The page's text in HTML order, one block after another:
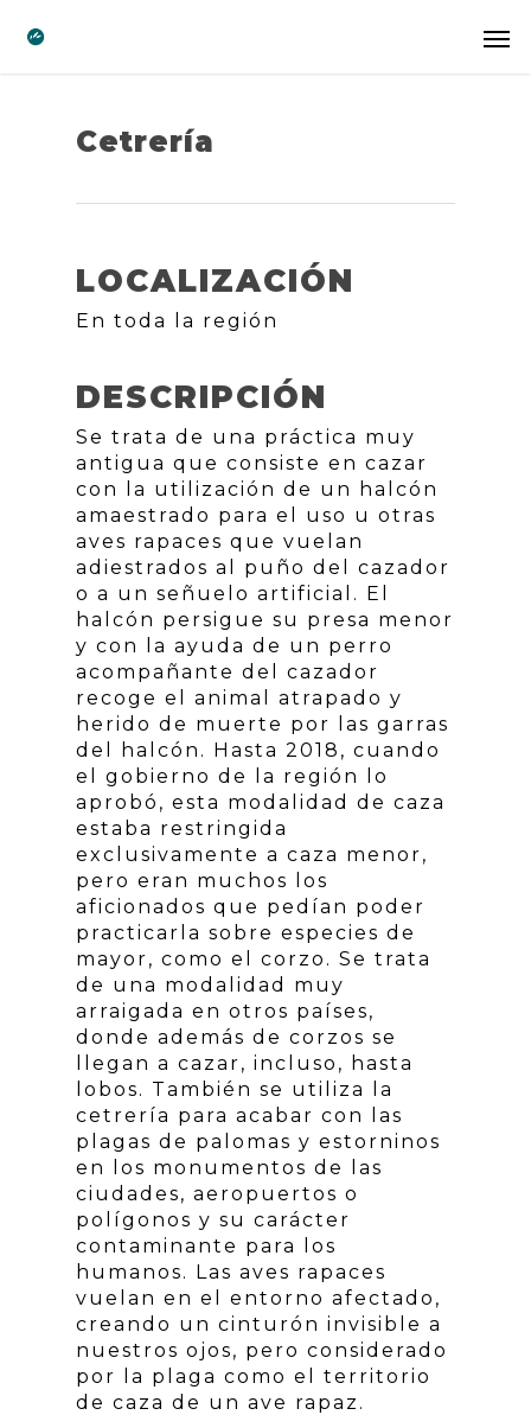
Cetrería
LOCALIZACIÓN
En toda la región
DESCRIPCIÓN
Se trata de una práctica muy
antigua que consiste en cazar
con la utilización de un halcón
amaestrado para el uso u otras
aves rapaces que vuelan
adiestrados al puño del cazador
o a un señuelo artificial. El
halcón persigue su presa menor
y con la ayuda de un perro
acompañante del cazador
recoge el animal atrapado y
herido de muerte por las garras
del halcón. Hasta 2018, cuando
el gobierno de la región lo
aprobó, esta modalidad de caza
estaba restringida
exclusivamente a caza menor,
pero eran muchos los
aficionados que pedían poder
practicarla sobre especies de
mayor, como el corzo. Se trata
de una modalidad muy
arraigada en otros países,
donde además de corzos se
llegan a cazar, incluso, hasta
lobos. También se utiliza la
cetrería para acabar con las
plagas de palomas y estorninos
en los monumentos de las
ciudades, aeropuertos o
polígonos y su carácter
contaminante para los
humanos. Las aves rapaces
vuelan en el entorno afectado,
creando un cinturón invisible a
nuestros ojos, pero considerado
por la plaga como el territorio
de caza de un ave rapaz.